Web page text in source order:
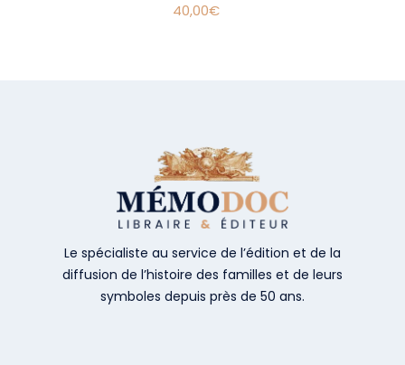
40,00€
Le spécialiste au service de l’édition et de la
diffusion de l’histoire des familles et de leurs
symboles depuis près de 50 ans.